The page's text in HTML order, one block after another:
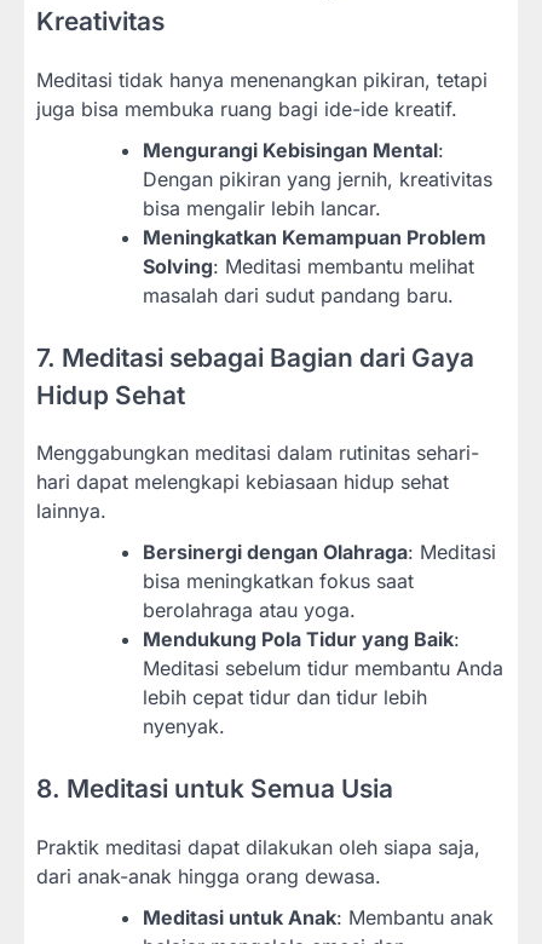
Kreativitas
Meditasi tidak hanya menenangkan pikiran, tetapi
juga bisa membuka ruang bagi ide-ide kreatif.
Mengurangi Kebisingan Mental:
Dengan pikiran yang jernih, kreativitas
bisa mengalir lebih lancar.
Meningkatkan Kemampuan Problem
Solving: Meditasi membantu melihat
masalah dari sudut pandang baru.
7. Meditasi sebagai Bagian dari Gaya
Hidup Sehat
Menggabungkan meditasi dalam rutinitas sehari-
hari dapat melengkapi kebiasaan hidup sehat
lainnya.
Bersinergi dengan Olahraga: Meditasi
bisa meningkatkan fokus saat
berolahraga atau yoga.
Mendukung Pola Tidur yang Baik:
Meditasi sebelum tidur membantu Anda
lebih cepat tidur dan tidur lebih
nyenyak.
8. Meditasi untuk Semua Usia
Praktik meditasi dapat dilakukan oleh siapa saja,
dari anak-anak hingga orang dewasa.
Meditasi untuk Anak: Membantu anak